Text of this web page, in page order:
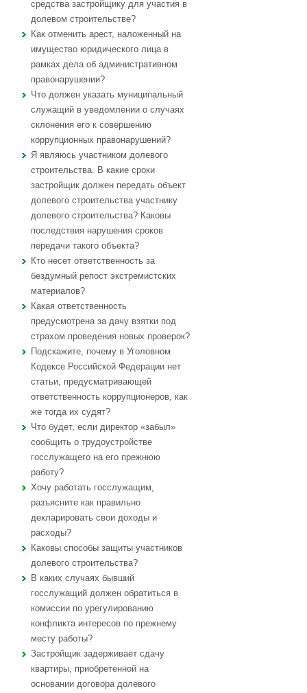
средства застройщику для участия в
долевом строительстве?
Как отменить арест, наложенный на
имущество юридического лица в
рамках дела об административном
правонарушении?
Что должен указать муниципальный
служащий в уведомлении о случаях
склонения его к совершению
коррупционных правонарушений?
Я являюсь участником долевого
строительства. В какие сроки
застройщик должен передать объект
долевого строительства участнику
долевого строительства? Каковы
последствия нарушения сроков
передачи такого объекта?
Кто несет ответственность за
бездумный репост экстремистских
материалов?
Какая ответственность
предусмотрена за дачу взятки под
страхом проведения новых проверок?
Подскажите, почему в Уголовном
Кодексе Российской Федерации нет
статьи, предусматривающей
ответственность коррупционеров, как
же тогда их судят?
Что будет, если директор «забыл»
сообщить о трудоустройстве
госслужащего на его прежнюю
работу?
Хочу работать госслужащим,
разъясните как правильно
декларировать свои доходы и
расходы?
Каковы способы защиты участников
долевого строительства?
В каких случаях бывший
госслужащий должен обратиться в
комиссии по урегулированию
конфликта интересов по прежнему
месту работы?
Застройщик задерживает сдачу
квартиры, приобретенной на
основании договора долевого